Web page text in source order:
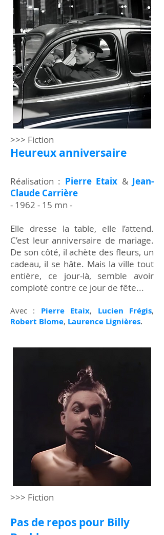
>>> Fiction
Heureux anniversaire
Réalisation : Pierre Etaix & Jean-
Claude Carrière
- 1962 - 15 mn -
Elle dresse la table, elle l’attend.
C’est leur anniversaire de mariage.
De son côté, il achète des fleurs, un
cadeau, il se hâte. Mais la ville tout
entière, ce jour-là, semble avoir
comploté contre ce jour de fête...
Avec : Pierre Etaix, Lucien Frégis,
Robert Blome, Laurence Lignières.
>>> Fiction
Pas de repos pour Billy